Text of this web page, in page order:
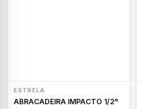
ESTRELA
ABRACADEIRA IMPACTO 1/2"